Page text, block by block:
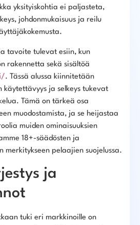
yksityiskohtia ei paljasteta,
johdonmukaisuus ja reilu
tavoite tulevat esiin, kun
rakennetta sekä sisältöä
. Tässä alussa kiinnitetään
käytettävyys ja selkeys tukevat
Tämä on tärkeä osa
muodostamista, ja se heijastaa
muiden ominaisuuksien
18+-säädösten ja
merkitykseen pelaajien suojelussa.
ja
tuki eri markkinoille on